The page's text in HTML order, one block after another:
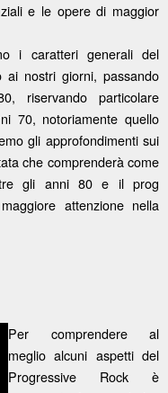
e le opere di maggior
i caratteri generali del
ai nostri giorni, passando
riservando particolare
70, notoriamente quello
gli approfondimenti sui
che comprenderà come
gli anni 80 e il prog
attenzione nella
Per comprendere al
meglio alcuni aspetti del
Progressive Rock è